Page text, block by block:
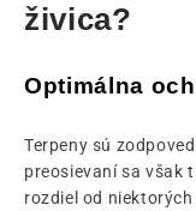
živica?
Optimálna
Terpeny sú
preosievaní sa však
rozdiel od